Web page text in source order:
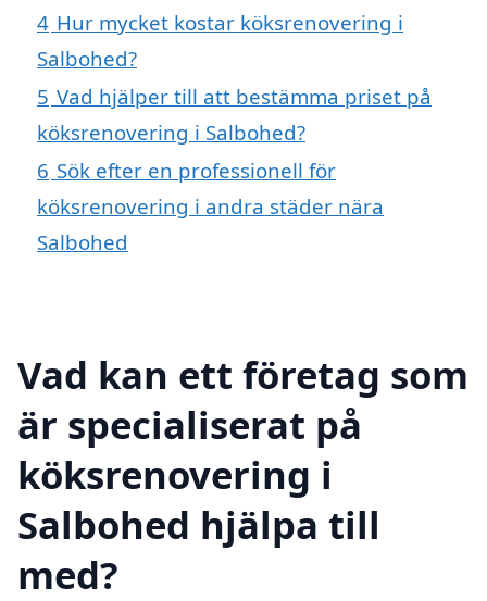
4 Hur mycket kostar köksrenovering i
Salbohed?
5 Vad hjälper till att bestämma priset på
köksrenovering i Salbohed?
6 Sök efter en professionell för
köksrenovering i andra städer nära
Salbohed
Vad kan ett företag som
är specialiserat på
köksrenovering i
Salbohed hjälpa till
med?